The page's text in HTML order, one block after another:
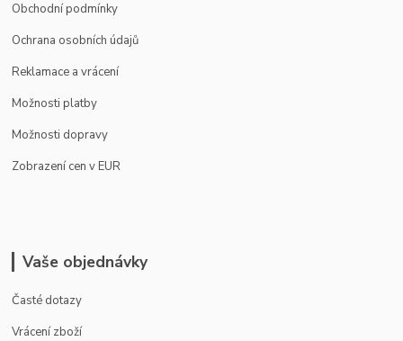
Obchodní podmínky
Ochrana osobních údajů
Reklamace a vrácení
Možnosti platby
Možnosti dopravy
Zobrazení cen v EUR
Vaše objednávky
Časté dotazy
Vrácení zboží